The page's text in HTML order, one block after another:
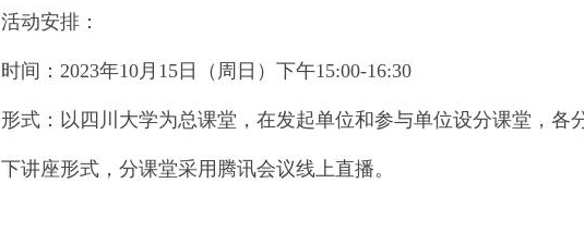
活动安排：
时间：2023年10月15日（周日）下午15:00-16:30
形式：以四川大学为总课堂，在发起单位和参与单位设分课堂，各
下讲座形式，分课堂采用腾讯会议线上直播。